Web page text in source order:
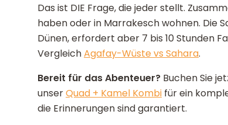
Das ist DIE Frage, die jeder stellt.
haben oder in Marrakesch wohnen. Die
Dünen, erfordert aber 7 bis 10 Stunden
VergleichAgafay-Wüste vs Sahara.
Bereit für das Abenteuer? Buchen Sie
unserQuad + Kamel Kombi für ein
die Erinnerungen sind garantiert.